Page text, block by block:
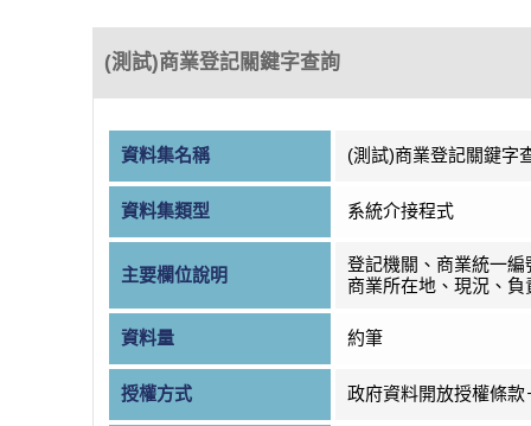
(測試)商業登記關鍵字查詢
資料集名稱 (測試)商業登記關鍵字
資料集類型 系統介接程式
主要欄位說明
登記機關、商業統一編
商業所在地、現況、負
資料量 約筆
授權方式 政府資料開放授權條款